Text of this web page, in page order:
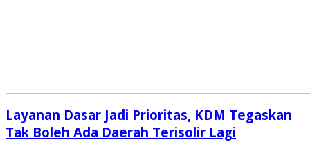
Layanan Dasar Jadi Prioritas, KDM Tegaskan
Tak Boleh Ada Daerah Terisolir Lagi